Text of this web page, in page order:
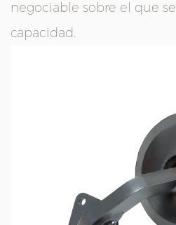
negociable sobre el que
capacidad.